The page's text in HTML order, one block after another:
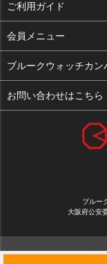
ご利用ガイド
よくある質問
支払い・送料
お客様の声
会員メニュー
ログイン
お気に入り
ブルークウォッチカン
会社概要
お問い合わせはこちら
ブルー
大阪府公